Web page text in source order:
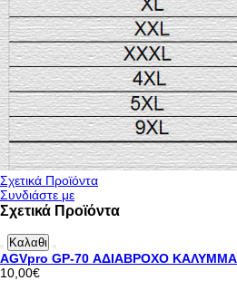
Σχετικά Προϊόντα
Συνδιάστε με
Σχετικά Προϊόντα
Καλαθι
AGVpro GP-70 ΑΔΙΑΒΡΟΧΟ
10,00€